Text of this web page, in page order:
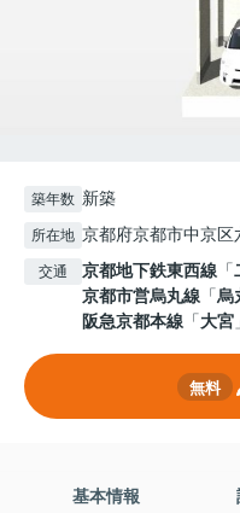
築年数 新築
所在地 京都府京都市中京
交通 京都地下鉄東西線 「
京都市営烏丸線 「烏
阪急京都本線 「大宮
無料
基本情報